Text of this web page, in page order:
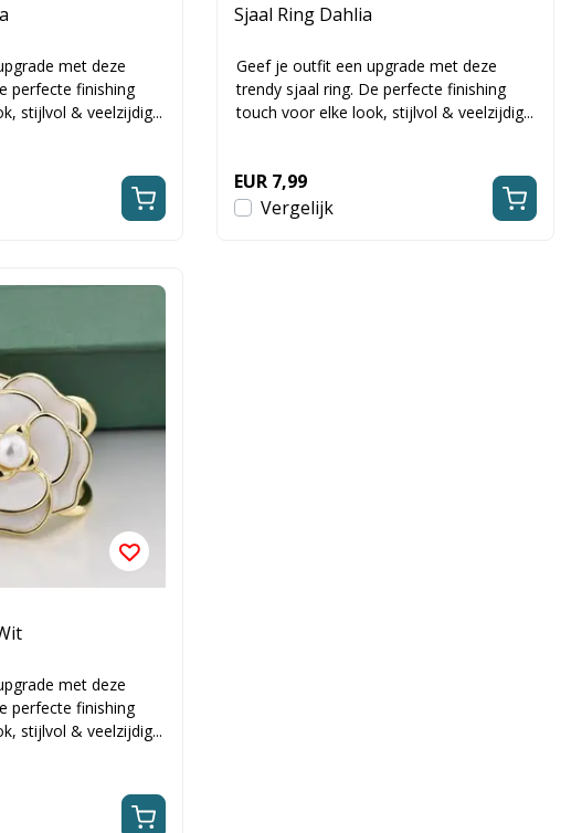
met deze
perfecte finishing
stijlvol & veelzijdig...
Sjaal Ring Dahlia
Geef je outfit een upgrade met deze
trendy sjaal ring. De perfecte finishing
touch voor elke look, stijlvol & veelzijdig...
EUR 7,99
Vergelijk
met deze
perfecte finishing
stijlvol & veelzijdig...